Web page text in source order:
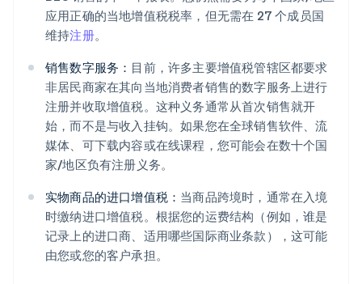
应用正确的当地增值税税率，但无需在 27 个成员国
维持注册。
销售数字服务： 目前，许多主要增值税管辖区都要求
非居民商家在其向当地消费者销售的数字服务上进行
注册并收取增值税。这种义务通常从首次销售就开
始，而不是与收入挂钩。如果您在全球销售软件、流
媒体、可下载内容或在线课程，您可能会在数十个国
家/地区负有注册义务。
实物商品的进口增值税： 当商品跨境时，通常在入境
时缴纳进口增值税。根据您的运费结构（例如，谁是
记录上的进口商、适用哪些国际商业条款），这可能
由您或您的客户承担。